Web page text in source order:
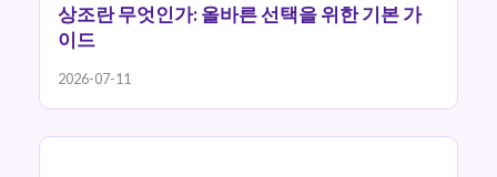
상조란 무엇인가: 올바른 선택을 위한 기본 가
이드
2026-07-11